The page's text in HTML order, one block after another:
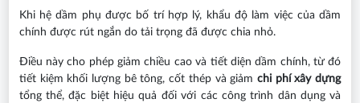
Khi hệ dầm phụ được bố trí hợp lý, khẩu độ làm việc của dầm
chính được rút ngắn do tải trọng đã được chia nhỏ.
Điều này cho phép giảm chiều cao và tiết diện dầm chính, từ đó
tiết kiệm khối lượng bê tông, cốt thép và giảm chi phí xây dựng
tổng thể, đặc biệt hiệu quả đối với các công trình dân dụng và